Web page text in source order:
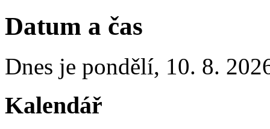
Datum a čas
Dnes je pondělí, 10. 8.
Kalendář